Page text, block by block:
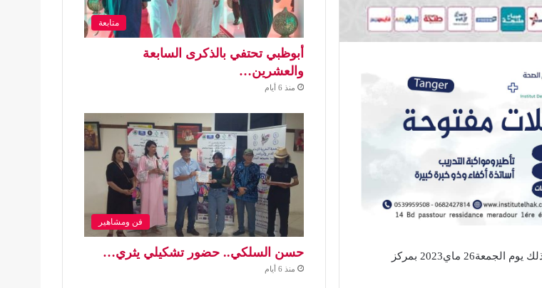
تنظم مجلة رائدات حفل تقديم ديوان (ينادي فؤادي) للشاعرة سعاد خزرون، وذلك يوم الجمعة26 ماي2023 بمركز
متابعة
أبوظبي تحتفي بالذكرى السابعة
والعشرين…
منذ 6 أيام
فن ومشاهير
حسن السلكي.. حضور تشكيلي يثري…
منذ 6 أيام